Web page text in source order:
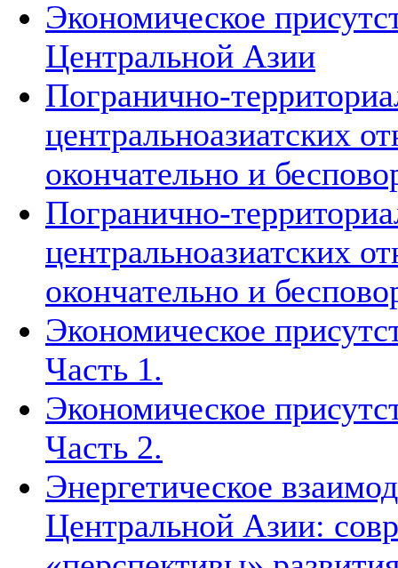
Экономическое
Центральной Азии
Погранично-
центральноазиатских
окончательно и
Погранично-
центральноазиатских
окончательно и
Экономическое
Часть 1.
Экономическое
Часть 2.
Энергетическое
Центральной Азии: